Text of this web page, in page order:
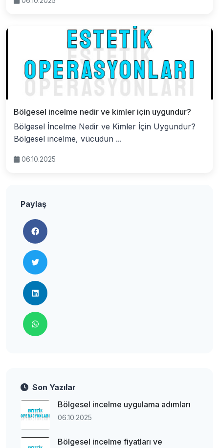
Bölgesel incelme nedir ve kimler için uygundur?
Bölgesel İncelme Nedir ve Kimler İçin Uygundur?
Bölgesel incelme, vücudun ...
06.10.2025
Paylaş
Son Yazılar
Bölgesel incelme uygulama adımları
06.10.2025
Bölgesel incelme fiyatları ve